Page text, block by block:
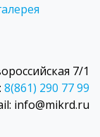
7/1
8(861) 290 77 99
info@mikrd.ru